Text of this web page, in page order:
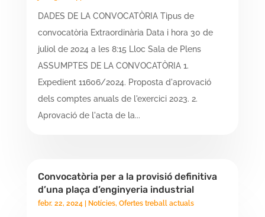
DADES DE LA CONVOCATÒRIA Tipus de
convocatòria Extraordinària Data i hora 30 de
juliol de 2024 a les 8:15 Lloc Sala de Plens
ASSUMPTES DE LA CONVOCATÒRIA 1.
Expedient 11606/2024. Proposta d'aprovació
dels comptes anuals de l'exercici 2023. 2.
Aprovació de l'acta de la...
Convocatòria per a la provisió definitiva
d’una plaça d’enginyeria industrial
febr. 22, 2024| Notícies, Ofertes treball actuals